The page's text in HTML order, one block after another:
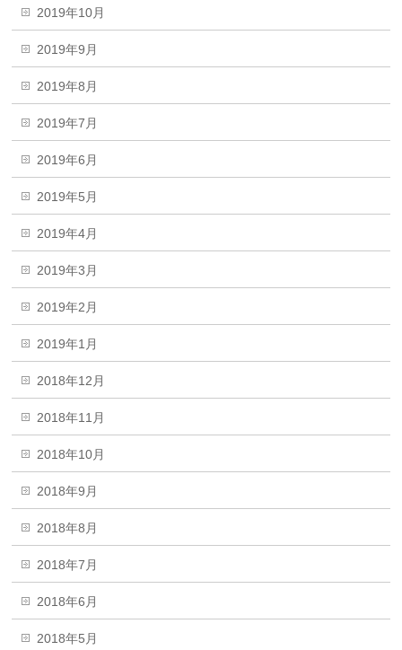
2019年10月
2019年9月
2019年8月
2019年7月
2019年6月
2019年5月
2019年4月
2019年3月
2019年2月
2019年1月
2018年12月
2018年11月
2018年10月
2018年9月
2018年8月
2018年7月
2018年6月
2018年5月